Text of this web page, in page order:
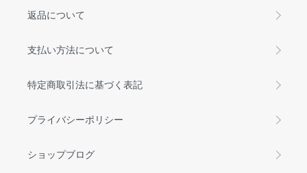
返品について
支払い方法について
特定商取引法に基づく表記
プライバシーポリシー
ショップブログ